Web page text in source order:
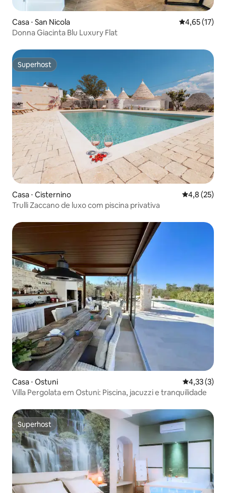
Casa ⋅ San Nicola 4,65 de uma
4,65 (17)
Donna Giacinta Blu Luxury Flat
Superhost
Superhost
Casa ⋅ Cisternino 4,8 de uma
4,8 (25)
Trulli Zaccano de luxo com piscina privativa
Casa ⋅ Ostuni 4,33 de
4,33 (3)
Villa Pergolata em Ostuni: Piscina, jacuzzi e tranquilidade
Superhost
Superhost